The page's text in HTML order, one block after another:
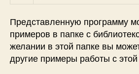
Представленную программу
примеров в папке с
желании в этой папке вы
другие примеры работы с